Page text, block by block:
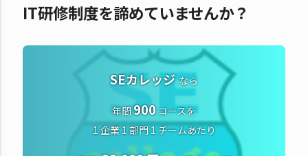
IT研修制度を諦めていませんか？
SEカレッジ なら
年間900コースを
1 企業 1 部門 1 チームあたり